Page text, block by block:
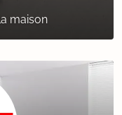
maison